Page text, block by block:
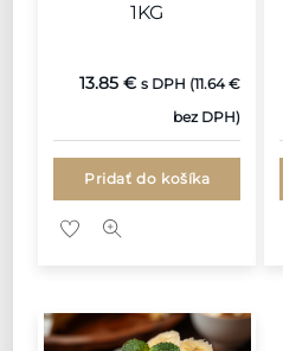
1KG
13.85€ s DPH (11.64€
bez DPH)
Pridať do košíka